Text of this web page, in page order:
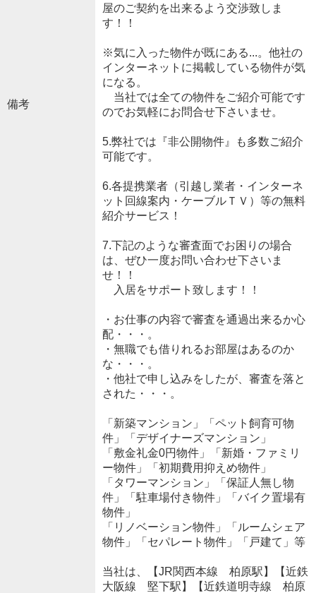
備考
屋のご契約を出来るよう交渉致しま
す！！
※気に入った物件が既にある...。他社の
インターネットに掲載している物件が気
になる。
当社では全ての物件をご紹介可能です
のでお気軽にお問合せ下さいませ。
5.弊社では『非公開物件』も多数ご紹介
可能です。
6.各提携業者（引越し業者・インターネ
ット回線案内・ケーブルＴＶ）等の無料
紹介サービス！
7.下記のような審査面でお困りの場合
は、ぜひ一度お問い合わせ下さいま
せ！！
入居をサポート致します！！
・お仕事の内容で審査を通過出来るか心
配・・・。
・無職でも借りれるお部屋はあるのか
な・・・。
・他社で申し込みをしたが、審査を落と
された・・・。
「新築マンション」「ペット飼育可物
件」「デザイナーズマンション」
「敷金礼金0円物件」「新婚・ファミリ
ー物件」「初期費用抑えめ物件」
「タワーマンション」「保証人無し物
件」「駐車場付き物件」「バイク置場有
物件」
「リノベーション物件」「ルームシェア
物件」「セパレート物件」「戸建て」等
当社は、【JR関西本線 柏原駅】【近鉄
大阪線 堅下駅】【近鉄道明寺線 柏原